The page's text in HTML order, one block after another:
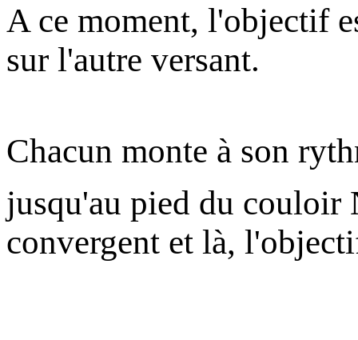
A ce moment, l'objectif
sur l'autre versant.
Chacun monte à son
jusqu'au pied du couloir
convergent et là,